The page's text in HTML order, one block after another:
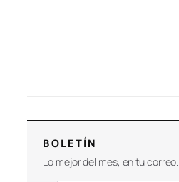
BOLETÍN
Lo mejor del mes, en tu correo.